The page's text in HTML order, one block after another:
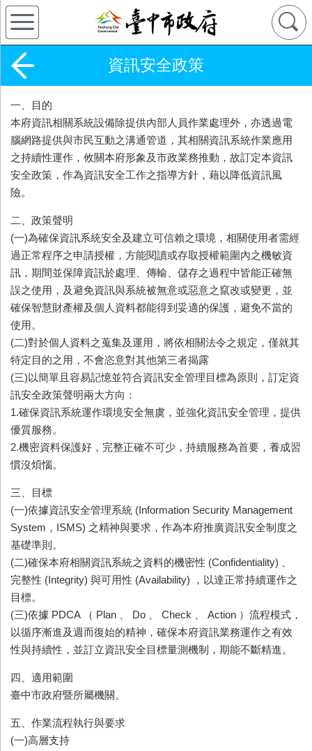
資訊安全政策
一、目的
本府資訊相關系統設備除提供內部人員作業處理外，亦透過電
腦網路提供與市民互動之溝通管道，其相關資訊系統作業應用
之持續性運作，攸關本府形象及市政業務推動，故訂定本資訊
安全政策，作為資訊安全工作之指導方針，藉以降低資訊風
險。
二、政策聲明
(一)為確保資訊系統安全及建立可信賴之環境，相關使用者需經
過正常程序之申請授權，方能閱讀或存取授權範圍內之機敏資
訊，期間並保障資訊於處理、傳輸、儲存之過程中皆能正確無
誤之使用，及避免資訊與系統被無意或惡意之竄改或變更，並
確保智慧財產權及個人資料都能得到妥適的保護，避免不當的
使用。
(二)對於個人資料之蒐集及運用，將依相關法令之規定，僅就其
特定目的之用，不會恣意對其他第三者揭露
(三)以簡單且容易記憶並符合資訊安全管理目標為原則，訂定資
訊安全政策聲明兩大方向：
1.確保資訊系統運作環境安全無虞，並強化資訊安全管理，提供
優質服務。
2.機密資料保護好，完整正確不可少，持續服務為首要，養成習
慣沒煩惱。
三、目標
(一)依據資訊安全管理系統 (Information Security Management
System，ISMS) 之精神與要求，作為本府推廣資訊安全制度之
基礎準則。
(二)確保本府相關資訊系統之資料的機密性 (Confidentiality) 、
完整性 (Integrity) 與可用性 (Availability) ，以達正常持續運作之
目標。
(三)依據 PDCA （ Plan 、 Do 、 Check 、 Action ）流程模式，
以循序漸進及週而復始的精神，確保本府資訊業務運作之有效
性與持續性，並訂立資訊安全目標量測機制，期能不斷精進。
四、適用範圍
臺中市政府暨所屬機關。
五、作業流程執行與要求
(一)高層支持